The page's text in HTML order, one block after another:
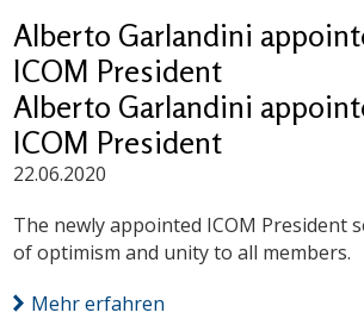
Alberto Garlandini
ICOM President
Alberto Garlandini
ICOM President
22.06.2020
The newly appointed ICOM President
of optimism and unity to all members.
Mehr erfahren